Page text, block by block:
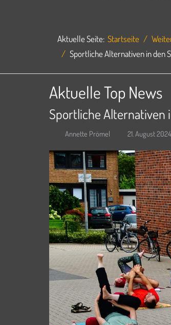
Aktuelle Seite: Startseite
Sportliche Alternativen in den
Aktuelle Top News
Sportliche Alternativen
Annette Prömel 21. August 2024